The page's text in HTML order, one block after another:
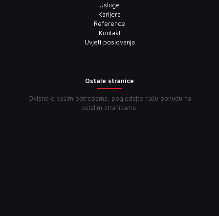
Usluge
Karijera
Reference
Kontakt
Uvjeti poslovanja
Ostale stranice
Ovisno o vašim potrebama, pogledajte našu ponudu na
ostalim stranicama: